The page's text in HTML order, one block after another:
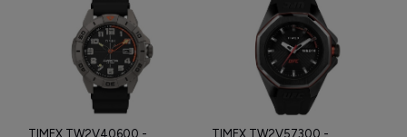
TIMEX TW2V40600 - TIMEX TW2V57300 -